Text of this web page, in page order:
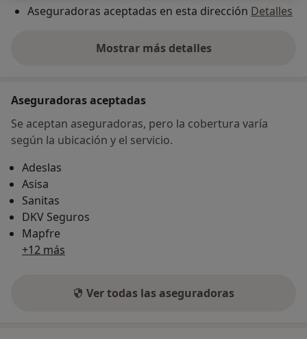
Aseguradoras aceptadas en esta dirección Detalles
Mostrar más detalles
sobre la dirección
Aseguradoras aceptadas
Se aceptan aseguradoras, pero la cobertura varía
según la ubicación y el servicio.
Adeslas
Asisa
Sanitas
DKV Seguros
Mapfre
+12 más
Ver todas las aseguradoras